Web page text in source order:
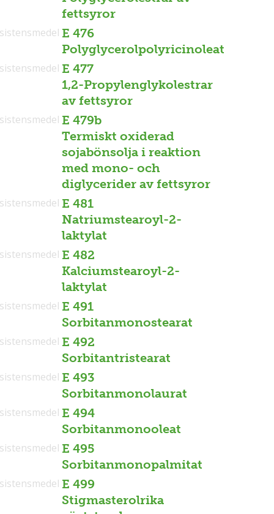
fettsyror
E 476
Polyglycerolpolyricinoleat
E 477
1,2-Propylenglykolestrar
av fettsyror
E 479b
Termiskt oxiderad
sojabönsolja i reaktion
med mono- och
diglycerider av fettsyror
E 481
Natriumstearoyl-2-
laktylat
E 482
Kalciumstearoyl-2-
laktylat
E 491
Sorbitanmonostearat
E 492
Sorbitantristearat
E 493
Sorbitanmonolaurat
E 494
Sorbitanmonooleat
E 495
Sorbitanmonopalmitat
E 499
Stigmasterolrika